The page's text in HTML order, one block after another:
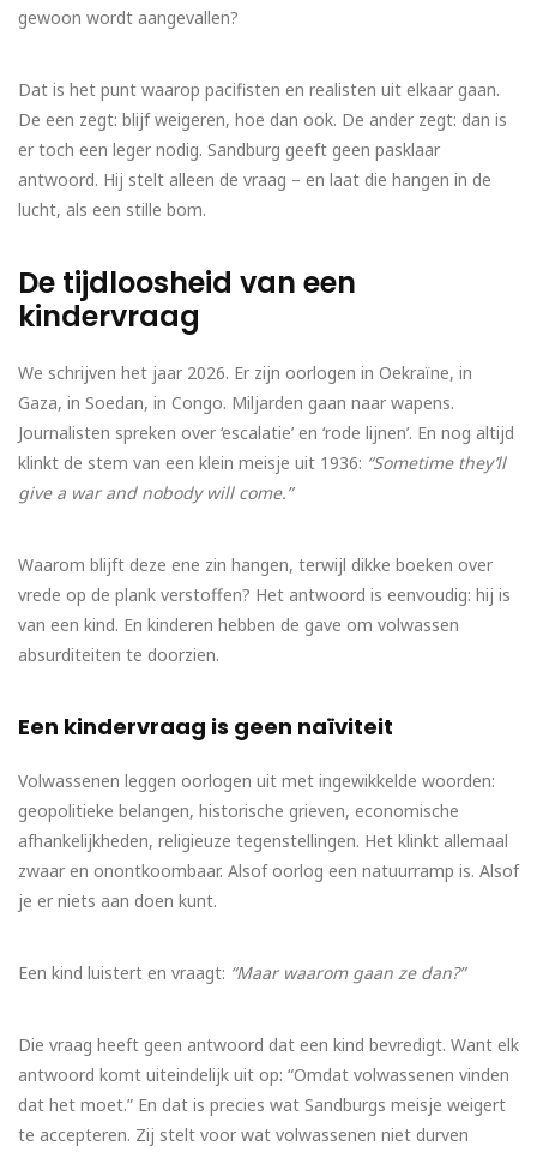
gewoon wordt aangevallen?
Dat is het punt waarop pacifisten en realisten uit elkaar gaan.
De een zegt: blijf weigeren, hoe dan ook. De ander zegt: dan is
er toch een leger nodig. Sandburg geeft geen pasklaar
antwoord. Hij stelt alleen de vraag – en laat die hangen in de
lucht, als een stille bom.
De tijdloosheid van een
kindervraag
We schrijven het jaar 2026. Er zijn oorlogen in Oekraïne, in
Gaza, in Soedan, in Congo. Miljarden gaan naar wapens.
Journalisten spreken over ‘escalatie’ en ‘rode lijnen’. En nog altijd
klinkt de stem van een klein meisje uit 1936: “Sometime they’ll
give a war and nobody will come.”
Waarom blijft deze ene zin hangen, terwijl dikke boeken over
vrede op de plank verstoffen? Het antwoord is eenvoudig: hij is
van een kind. En kinderen hebben de gave om volwassen
absurditeiten te doorzien.
Een kindervraag is geen naïviteit
Volwassenen leggen oorlogen uit met ingewikkelde woorden:
geopolitieke belangen, historische grieven, economische
afhankelijkheden, religieuze tegenstellingen. Het klinkt allemaal
zwaar en onontkoombaar. Alsof oorlog een natuurramp is. Alsof
je er niets aan doen kunt.
Een kind luistert en vraagt: “Maar waarom gaan ze dan?”
Die vraag heeft geen antwoord dat een kind bevredigt. Want elk
antwoord komt uiteindelijk uit op: “Omdat volwassenen vinden
dat het moet.” En dat is precies wat Sandburgs meisje weigert
te accepteren. Zij stelt voor wat volwassenen niet durven